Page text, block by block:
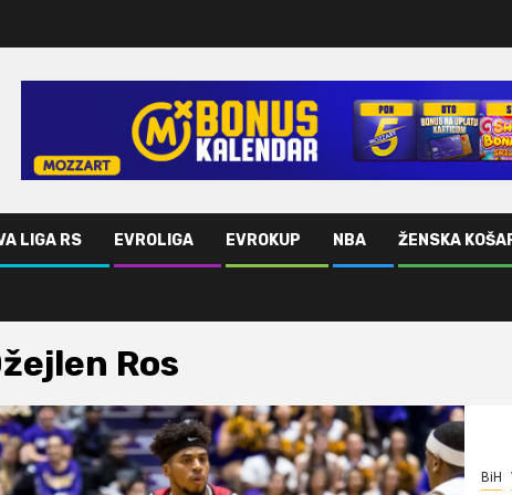
LIGA RS EVROLIGA EVROKUP NBA ŽENSKA
Ros
BiH